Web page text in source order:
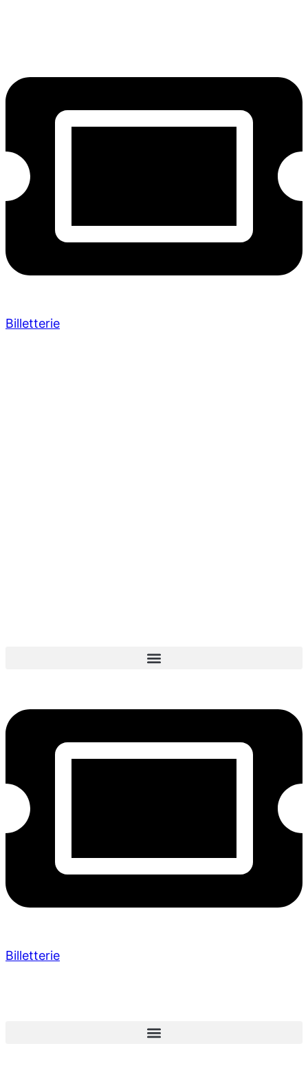
Billetterie
Billetterie